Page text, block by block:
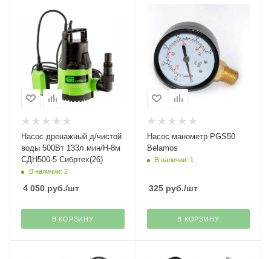
Насос дренажный д/чистой
воды 500Вт 133л.мин/Н-8м
СДН500-5 Сибртех(26)
В наличии: 2
4 050 руб./шт
В КОРЗИНУ
Насос манометр PGS50
Belamos
В наличии: 1
325руб./шт
В КОРЗИНУ